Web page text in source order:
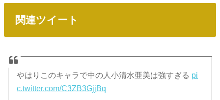
関連ツイート
やはりこのキャラで中の人小清水亜美は強すぎる pi
c.twitter.com/C3ZB3GjjBq